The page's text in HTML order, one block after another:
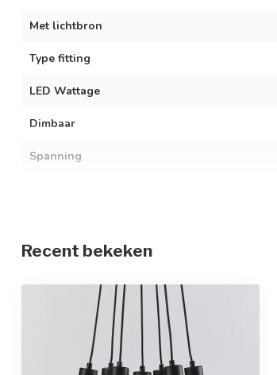
Met lichtbron
Type fitting
LED Wattage
Dimbaar
Spanning
Materiaal
Afmetingen
In hoogte verstelbaar
Beschermingsgraad
Recent bekeken